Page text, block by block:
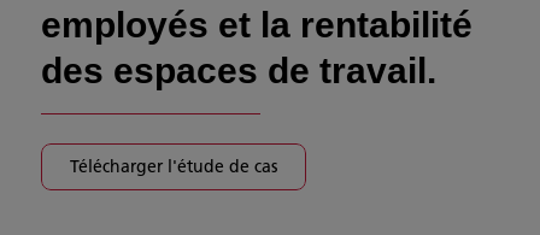
employés et la rentabilité
des espaces de travail.
Télécharger l'étude de cas